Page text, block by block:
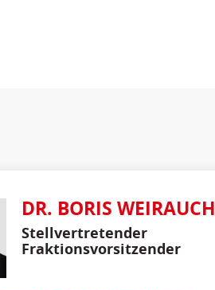
DR. BORIS WEIRAUCH
Stellvertretender
Fraktionsvorsitzender